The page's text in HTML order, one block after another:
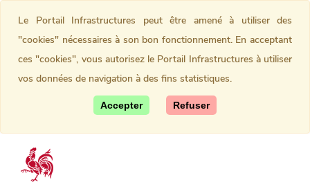
Le Portail Infrastructures peut être amené à utiliser des
"cookies" nécessaires à son bon fonctionnement. En acceptant
ces "cookies", vous autorisez le Portail Infrastructures à utiliser
vos données de navigation à des fins statistiques.
Accepter Refuser